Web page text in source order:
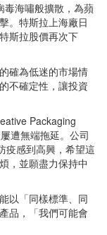
毒海嘯般擴散，為蘋
。特斯拉上海廠日
斯拉股價再次下
確為低迷的市場情
不確定性，讓投資
Packaging
遭無端拖延。公司
疫感到高興，希望這
，並願盡力保持中
以「同樣標準、同
品，「我們可能會